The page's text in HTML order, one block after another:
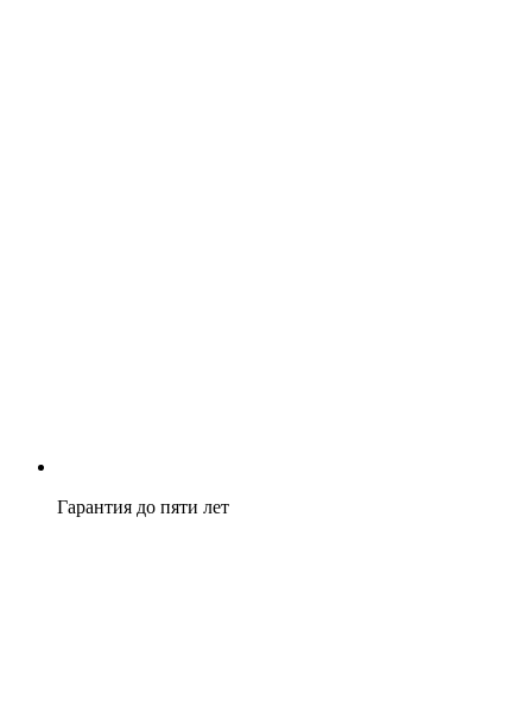
Гарантия до пяти лет